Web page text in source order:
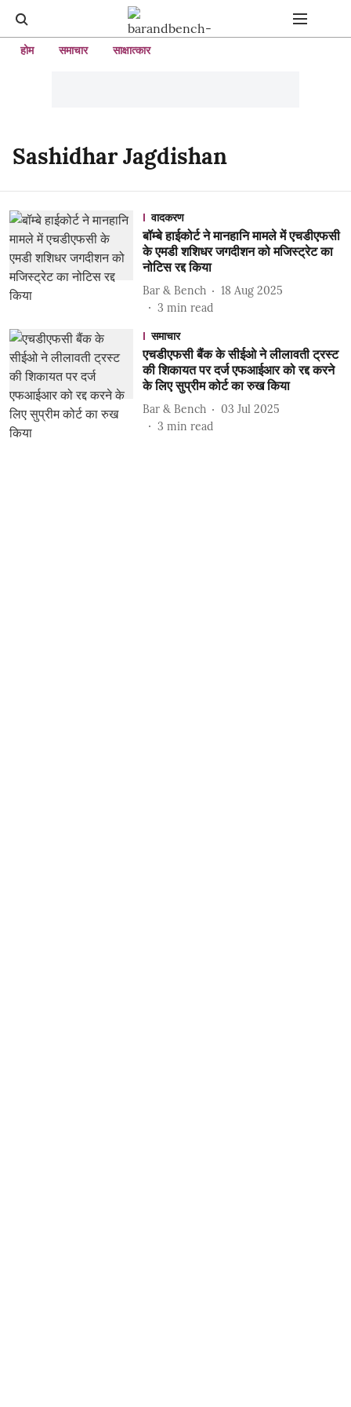
होम समाचार साक्षात्कार
Sashidhar Jagdishan
वादकरण
बॉम्बे हाईकोर्ट ने मानहानि मामले में एचडीएफसी
के एमडी शशिधर जगदीशन को मजिस्ट्रेट का
नोटिस रद्द किया
Bar & Bench
18 Aug 2025
3 min read
समाचार
एचडीएफसी बैंक के सीईओ ने लीलावती ट्रस्ट
की शिकायत पर दर्ज एफआईआर को रद्द करने
के लिए सुप्रीम कोर्ट का रुख किया
Bar & Bench
03 Jul 2025
3 min read